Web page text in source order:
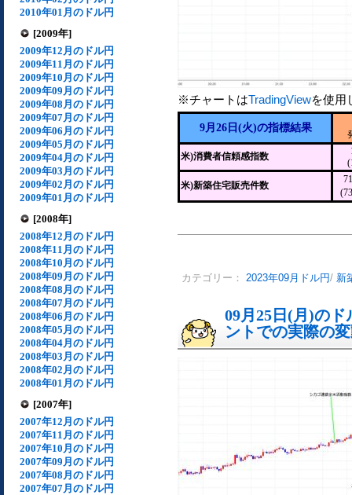
2010年01月のドル円
[2009年]
2009年12月のドル円
2009年11月のドル円
2009年10月のドル円
2009年09月のドル円
2009年08月のドル円
2009年07月のドル円
2009年06月のドル円
2009年05月のドル円
2009年04月のドル円
2009年03月のドル円
2009年02月のドル円
2009年01月のドル円
[2008年]
2008年12月のドル円
2008年11月のドル円
2008年10月のドル円
2008年09月のドル円
2008年08月のドル円
2008年07月のドル円
2008年06月のドル円
2008年05月のドル円
2008年04月のドル円
2008年03月のドル円
2008年02月のドル円
2008年01月のドル円
[2007年]
2007年12月のドル円
2007年11月のドル円
2007年10月のドル円
2007年09月のドル円
2007年08月のドル円
2007年07月のドル円
※チャートはTradingViewを使用
9月26日(火)の指標結果
米)消費者信頼感指数
米)新築住宅販売件数
カテゴリー： 2023年09月ドル円/ 新
09月25日(月)の
ントでの実際の